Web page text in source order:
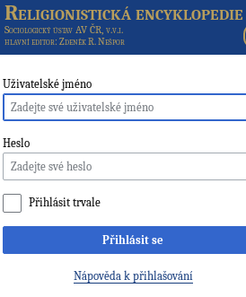
Religionistická encyklopedie
Sociologický ústav AV ČR, v.v.i.
hlavní editor: Zdeněk R. Nešpor
Uživatelské jméno
Heslo
Přihlásit trvale
Přihlásit se
Nápověda k přihlašování